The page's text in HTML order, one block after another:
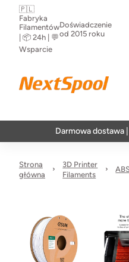
🇵🇱
Fabryka
Filamentów
| 📦 24h | 💬
Wsparcie
Doświadczenie
od 2015 roku
Darmowa dostawa |
Strona
główna
3D Printer
Filaments